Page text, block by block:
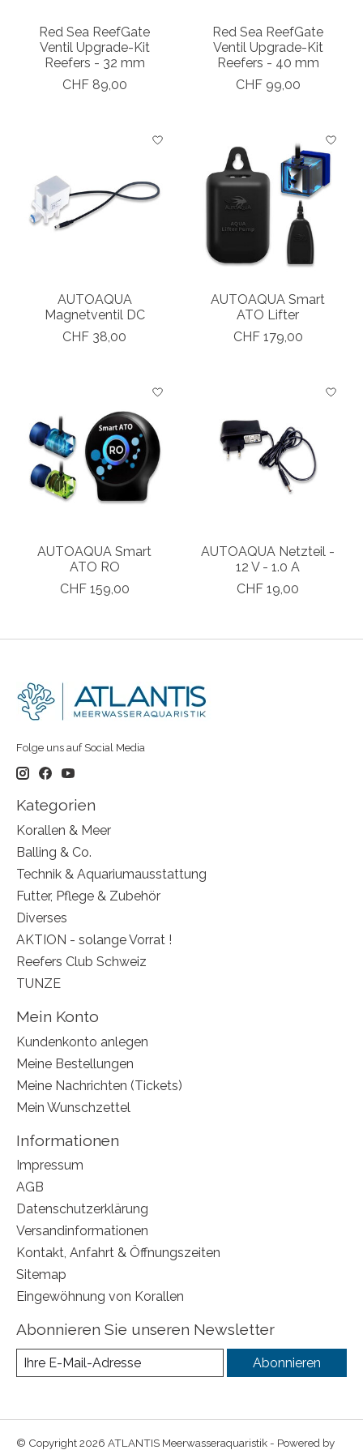
Red Sea ReefGate
Ventil Upgrade-Kit
Reefers - 32 mm
CHF 89,00
Red Sea ReefGate
Ventil Upgrade-Kit
Reefers - 40 mm
CHF 99,00
AUTOAQUA
Magnetventil DC
CHF 38,00
AUTOAQUA Smart
ATO Lifter
CHF 179,00
AUTOAQUA Smart
ATO RO
CHF 159,00
AUTOAQUA Netzteil -
12 V - 1.0 A
CHF 19,00
Folge uns auf Social Media
Kategorien
Korallen & Meer
Balling & Co.
Technik & Aquariumausstattung
Futter, Pflege & Zubehör
Diverses
AKTION - solange Vorrat !
Reefers Club Schweiz
TUNZE
Mein Konto
Kundenkonto anlegen
Meine Bestellungen
Meine Nachrichten (Tickets)
Mein Wunschzettel
Informationen
Impressum
AGB
Datenschutzerklärung
Versandinformationen
Kontakt, Anfahrt & Öffnungszeiten
Sitemap
Eingewöhnung von Korallen
Abonnieren Sie unseren Newsletter
Abonnieren
© Copyright 2026 ATLANTIS Meerwasseraquaristik - Powered by